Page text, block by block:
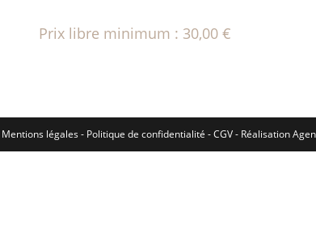
Prix libre minimum : 30,00 €
Mentions légales- Politique de confidentialité -CGV- Réalisation